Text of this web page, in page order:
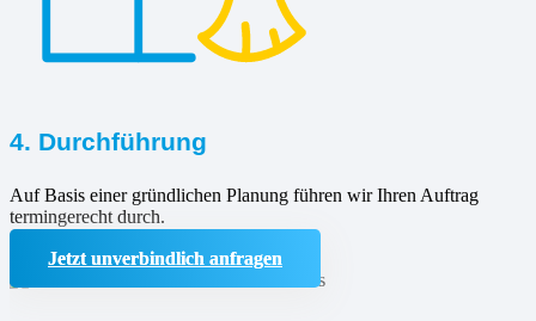
4. Durchführung
Auf Basis einer gründlichen Planung führen wir Ihren Auftrag
termingerecht durch.
Jetzt unverbindlich anfragen